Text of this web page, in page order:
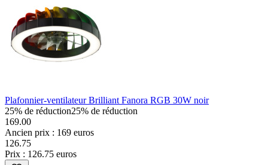
Plafonnier-ventilateur Brilliant Fanora RGB 30W noir
25% de réduction25% de réduction
169.00
Ancien prix : 169 euros
126.75
Prix : 126.75 euros